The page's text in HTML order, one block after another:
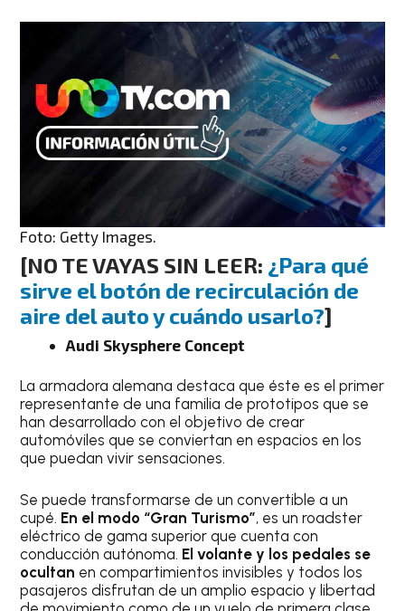
Foto: Getty Images.
[NO TE VAYAS SIN LEER: ¿Para qué
sirve el botón de recirculación de
aire del auto y cuándo usarlo?]
Audi Skysphere Concept
La armadora alemana destaca que éste es el primer
representante de una familia de prototipos que se
han desarrollado con el objetivo de crear
automóviles que se conviertan en espacios en los
que puedan vivir sensaciones.
Se puede transformarse de un convertible a un
cupé. En el modo “Gran Turismo”, es un roadster
eléctrico de gama superior que cuenta con
conducción autónoma. El volante y los pedales se
ocultan en compartimientos invisibles y todos los
pasajeros disfrutan de un amplio espacio y libertad